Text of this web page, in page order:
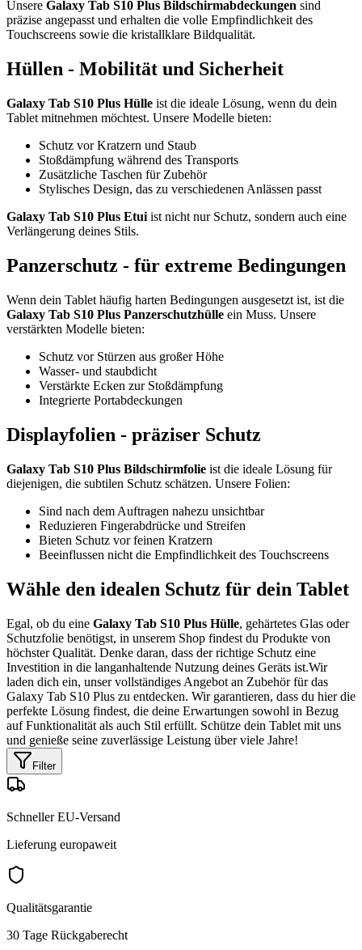
Unsere Galaxy Tab S10 Plus Bildschirmabdeckungen sind
präzise angepasst und erhalten die volle Empfindlichkeit des
Touchscreens sowie die kristallklare Bildqualität.
Hüllen - Mobilität und Sicherheit
Galaxy Tab S10 Plus Hülle ist die ideale Lösung, wenn du dein
Tablet mitnehmen möchtest. Unsere Modelle bieten:
Schutz vor Kratzern und Staub
Stoßdämpfung während des Transports
Zusätzliche Taschen für Zubehör
Stylisches Design, das zu verschiedenen Anlässen passt
Galaxy Tab S10 Plus Etui ist nicht nur Schutz, sondern auch eine
Verlängerung deines Stils.
Panzerschutz - für extreme Bedingungen
Wenn dein Tablet häufig harten Bedingungen ausgesetzt ist, ist die
Galaxy Tab S10 Plus Panzerschutzhülle ein Muss. Unsere
verstärkten Modelle bieten:
Schutz vor Stürzen aus großer Höhe
Wasser- und staubdicht
Verstärkte Ecken zur Stoßdämpfung
Integrierte Portabdeckungen
Displayfolien - präziser Schutz
Galaxy Tab S10 Plus Bildschirmfolie ist die ideale Lösung für
diejenigen, die subtilen Schutz schätzen. Unsere Folien:
Sind nach dem Auftragen nahezu unsichtbar
Reduzieren Fingerabdrücke und Streifen
Bieten Schutz vor feinen Kratzern
Beeinflussen nicht die Empfindlichkeit des Touchscreens
Wähle den idealen Schutz für dein Tablet
Egal, ob du eine Galaxy Tab S10 Plus Hülle, gehärtetes Glas oder
Schutzfolie benötigst, in unserem Shop findest du Produkte von
höchster Qualität. Denke daran, dass der richtige Schutz eine
Investition in die langanhaltende Nutzung deines Geräts ist.Wir
laden dich ein, unser vollständiges Angebot an Zubehör für das
Galaxy Tab S10 Plus zu entdecken. Wir garantieren, dass du hier die
perfekte Lösung findest, die deine Erwartungen sowohl in Bezug
auf Funktionalität als auch Stil erfüllt. Schütze dein Tablet mit uns
und genieße seine zuverlässige Leistung über viele Jahre!
Filter
Schneller EU-Versand
Lieferung europaweit
Qualitätsgarantie
30 Tage Rückgaberecht